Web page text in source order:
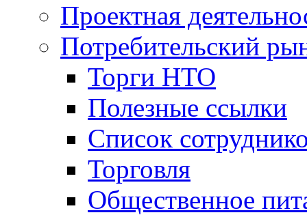
Проектная
Потребительский
Торги НТО
Полезные ссылки
Список
Торговля
Общественное